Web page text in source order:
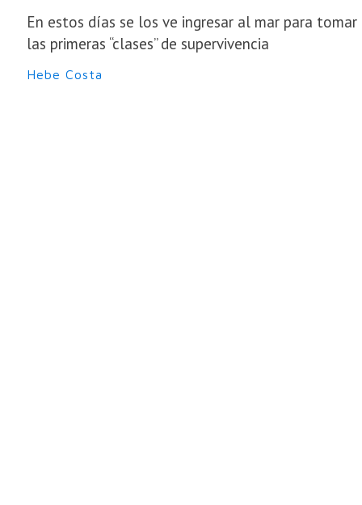
En estos días se los ve ingresar al mar para tomar
las primeras “clases” de supervivencia
Hebe Costa